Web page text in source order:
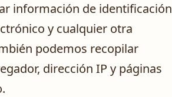
información de identificación
y cualquier otra
podemos recopilar
dirección IP y páginas